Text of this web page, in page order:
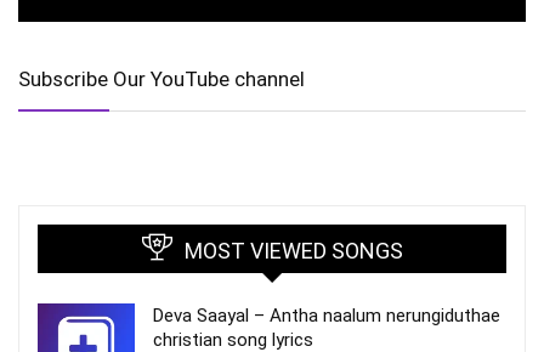
Subscribe Our YouTube channel
MOST VIEWED SONGS
Deva Saayal – Antha naalum nerungiduthae
christian song lyrics